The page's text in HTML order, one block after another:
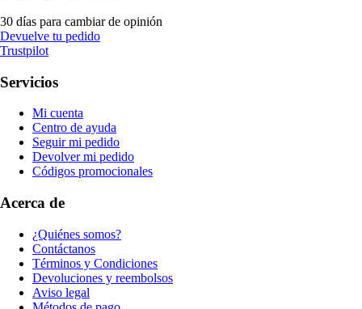
30 días para cambiar de opinión
Devuelve tu pedido
Trustpilot
Servicios
Mi cuenta
Centro de ayuda
Seguir mi pedido
Devolver mi pedido
Códigos promocionales
Acerca de
¿Quiénes somos?
Contáctanos
Términos y Condiciones
Devoluciones y reembolsos
Aviso legal